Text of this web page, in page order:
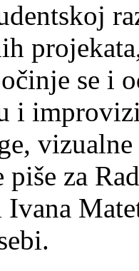
se i
i
za